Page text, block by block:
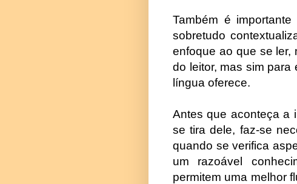
Também é
sobretudo
enfoque ao que se ler,
do leitor, mas sim
língua oferece.
Antes que aconteça a
se tira dele, faz-se
quando se verifica
um razoável
permitem uma melhor